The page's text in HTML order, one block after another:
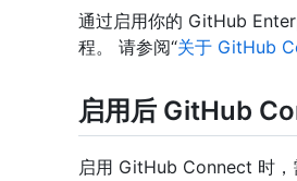
通过启用你的 GitHub
程。 请参阅“关于 GitHub
启用后 GitHub
启用 GitHub Connect 时